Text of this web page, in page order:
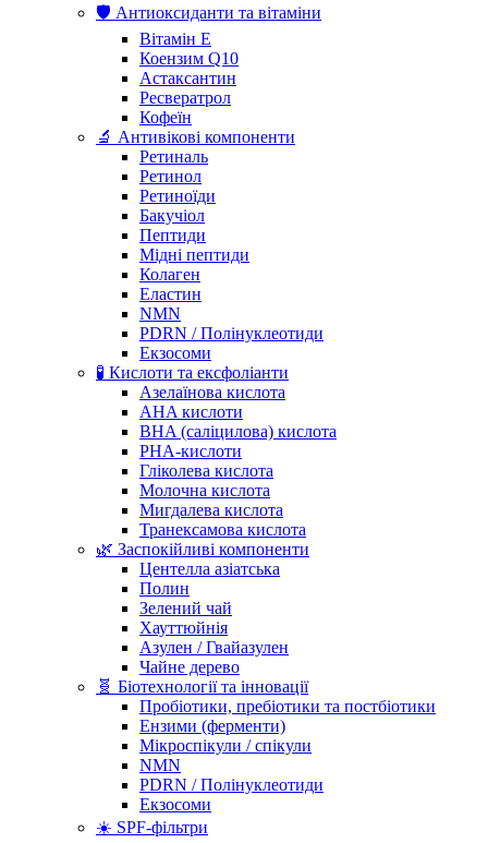
🛡️ Антиоксиданти та вітаміни
Вітамін Е
Коензим Q10
Астаксантин
Ресвератрол
Кофеїн
🔬 Антивікові компоненти
Ретиналь
Ретинол
Ретиноїди
Бакучіол
Пептиди
Мідні пептиди
Колаген
Еластин
NMN
PDRN / Полінуклеотиди
Екзосоми
🧪 Кислоти та ексфоліанти
Азелаїнова кислота
AHA кислоти
BHA (саліцилова) кислота
PHA-кислоти
Гліколева кислота
Молочна кислота
Мигдалева кислота
Транексамова кислота
🌿 Заспокійливі компоненти
Центелла азіатська
Полин
Зелений чай
Хауттюйнія
Азулен / Гвайазулен
Чайне дерево
🧬 Біотехнології та інновації
Пробіотики, пребіотики та постбіотики
Ензими (ферменти)
Мікроспікули / спікули
NMN
PDRN / Полінуклеотиди
Екзосоми
☀️ SPF-фільтри